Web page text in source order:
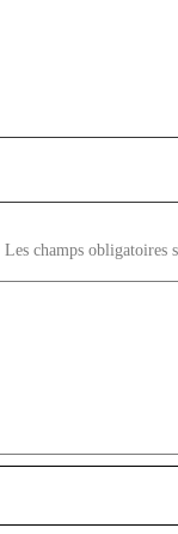
Les champs obligatoires